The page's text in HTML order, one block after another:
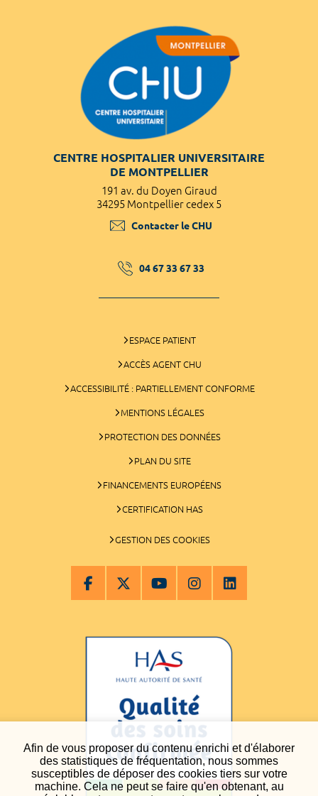
Afin de vous proposer du contenu enrichi et d'élaborer
des statistiques de fréquentation, nous sommes
susceptibles de déposer des cookies tiers sur votre
machine. Cela ne peut se faire qu'en obtenant, au
CENTRE HOSPITALIER UNIVERSITAIRE
DE MONTPELLIER
191 av. du Doyen Giraud
34295 Montpellier cedex 5
Contacter le CHU
04 67 33 67 33
ESPACE PATIENT
ACCÈS AGENT CHU
ACCESSIBILITÉ : PARTIELLEMENT CONFORME
MENTIONS LÉGALES
PROTECTION DES DONNÉES
PLAN DU SITE
FINANCEMENTS EUROPÉENS
CERTIFICATION HAS
GESTION DES COOKIES